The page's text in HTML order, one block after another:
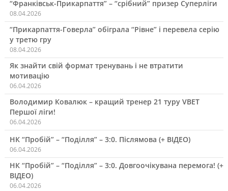
“Франківськ-Прикарпаття” – “срібний” призер Суперліги
08.04.2026
“Прикарпаття-Говерла” обіграла “Рівне” і перевела серію
у третю гру
08.04.2026
Як знайти свій формат тренувань і не втратити
мотивацію
06.04.2026
Володимир Ковалюк – кращий тренер 21 туру VBET
Першої ліги!
06.04.2026
НК “Пробій” – “Поділля” – 3:0. Післямова (+ ВІДЕО)
06.04.2026
НК “Пробій” – “Поділля” – 3:0. Довгоочікувана перемога! (+
ВІДЕО)
06.04.2026